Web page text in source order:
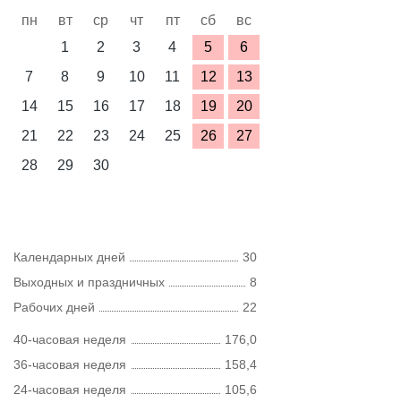
пн вт ср чт пт сб
вс
1
2 3 4 5
6
7
8 9 10 11 12
13
14
15 16 17 18 19
20
21
22 23 24 25 26
27
28
29 30
Календарных дней
30
Выходных и праздничных
8
Рабочих дней
22
40-часовая неделя
176,0
36-часовая неделя
158,4
24-часовая неделя
105,6